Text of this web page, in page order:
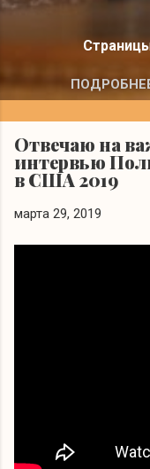
Отвечаю на
интервью
в США 2019
марта 29, 2019